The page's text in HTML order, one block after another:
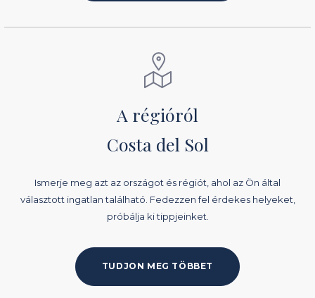
A régióról
Costa del Sol
Ismerje meg azt az országot és régiót, ahol az Ön által
választott ingatlan található. Fedezzen fel érdekes helyeket,
próbálja ki tippjeinket.
TUDJON MEG TÖBBET